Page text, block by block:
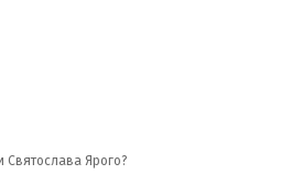
Святослава Ярого?